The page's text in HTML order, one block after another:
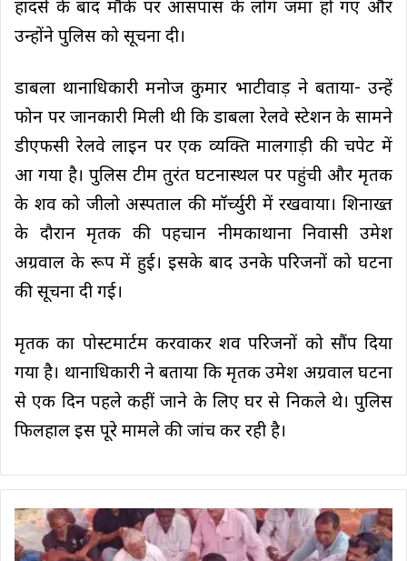
हादसे के बाद मौके पर आसपास के लोग जमा हो गए और
उन्होंने पुलिस को सूचना दी।
डाबला थानाधिकारी मनोज कुमार भाटीवाड़ ने बताया- उन्हें
फोन पर जानकारी मिली थी कि डाबला रेलवे स्टेशन के सामने
डीएफसी रेलवे लाइन पर एक व्यक्ति मालगाड़ी की चपेट में
आ गया है। पुलिस टीम तुरंत घटनास्थल पर पहुंची और मृतक
के शव को जीलो अस्पताल की मॉर्च्युरी में रखवाया। शिनाख्त
के दौरान मृतक की पहचान नीमकाथाना निवासी उमेश
अग्रवाल के रूप में हुई। इसके बाद उनके परिजनों को घटना
की सूचना दी गई।
मृतक का पोस्टमार्टम करवाकर शव परिजनों को सौंप दिया
गया है। थानाधिकारी ने बताया कि मृतक उमेश अग्रवाल घटना
से एक दिन पहले कहीं जाने के लिए घर से निकले थे। पुलिस
फिलहाल इस पूरे मामले की जांच कर रही है।